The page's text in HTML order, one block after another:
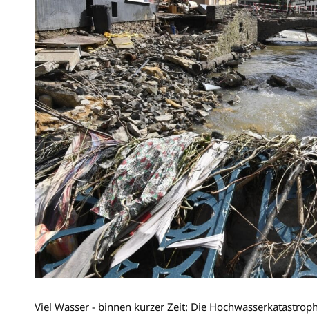
Viel Wasser - binnen kurzer Zeit: Die